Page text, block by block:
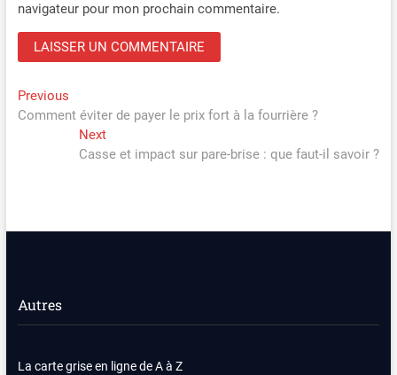
navigateur pour mon prochain commentaire.
Navigation
de
PreviousPrevious
post:
Comment éviter de payer le prix fort à la fourrière ?
NextNext
post:
Casse et impact sur pare-brise : que faut-il savoir ?
Autres
La carte grise en ligne de A à Z